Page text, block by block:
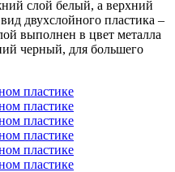
слой белый, а верхний
двухслойного пластика –
выполнен в цвет металла
черный, для большего